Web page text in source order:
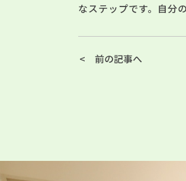
なステップです。自分
前の記事へ